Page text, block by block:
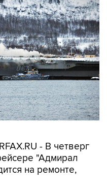
- В четверг
"Адмирал
на ремонте,